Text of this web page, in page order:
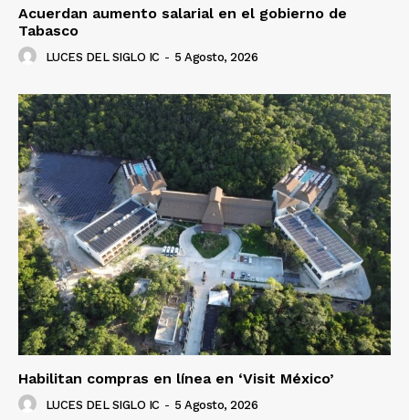
Acuerdan aumento salarial en el gobierno de
Tabasco
LUCES DEL SIGLO IC - 5 Agosto, 2026
Habilitan compras en línea en ‘Visit México’
LUCES DEL SIGLO IC - 5 Agosto, 2026